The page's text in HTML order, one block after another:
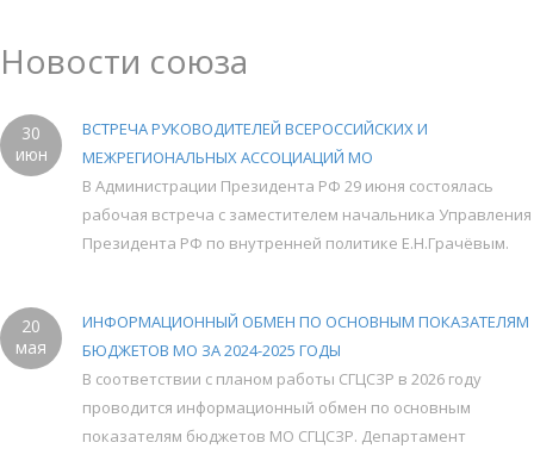
Новости союза
30
июн
ВСТРЕЧА РУКОВОДИТЕЛЕЙ ВСЕРОССИЙСКИХ И
МЕЖРЕГИОНАЛЬНЫХ АССОЦИАЦИЙ МО
В Администрации Президента РФ 29 июня состоялась
рабочая встреча с заместителем начальника Управления
Президента РФ по внутренней политике Е.Н.Грачёвым.
20
мая
ИНФОРМАЦИОННЫЙ ОБМЕН ПО ОСНОВНЫМ ПОКАЗАТЕЛЯМ
БЮДЖЕТОВ МО ЗА 2024-2025 ГОДЫ
В соответствии с планом работы СГЦСЗР в 2026 году
проводится информационный обмен по основным
показателям бюджетов МО СГЦСЗР. Департамент